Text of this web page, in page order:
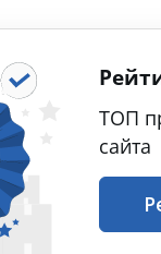
ТОП
сайта